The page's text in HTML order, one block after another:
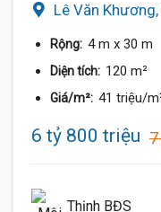
Lê Văn
Rộng: 4 m x 30 m
Diện tích: 120 m²
Giá/m²: 41 triệu/
6 tỷ 800 triệu
Thịnh BĐS